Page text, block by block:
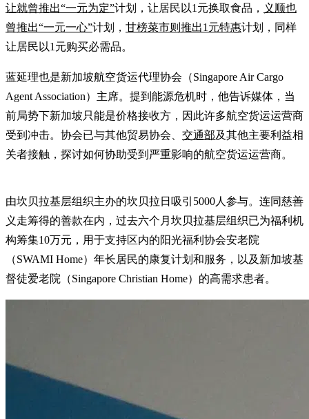
让就曾推出“一元为定”计划，让居民以1元换取食品， 义顺也
曾推出“一元一心”计划， 甘榜菜市则推出1元特惠计划，同样
让居民以1元购买必需品。
蓝延理也是新加坡航空货运代理协会（Singapore Air Cargo
Agent Association）主席。提到能源危机时，他告诉媒体，当
前局势下新加坡只能是价格接收方，因此许多航空货运运营商
受到冲击。协会已与其他贸易协会、 交通部及其他主要利益相
关者接触，探讨如何协助受到严重影响的航空货运运营商。
由坎贝拉基层组织主办的坎贝拉日吸引5000人参与。连同慈善
义走筹得的善款在内，过去六个月坎贝拉基层组织已为福利机
构筹集10万元，用于支持区内的阳光福利协会安老院
（SWAMI Home）年长居民的康复计划和服务，以及新加坡基
督徒爱老院（Singapore Christian Home）的高需求患者。